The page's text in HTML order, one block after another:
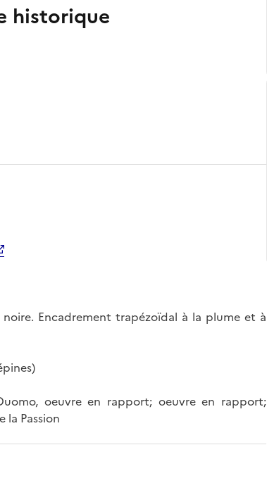
historique
Encadrement trapézoïdal à la plume et à
oeuvre en rapport; oeuvre en rapport;
la Passion